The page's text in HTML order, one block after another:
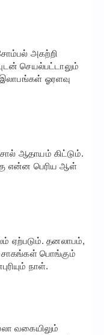
அகற்றி
செயல்பட்டாலும்
இலாபங்கள் ஓரளவு
ஆதாயம் கிட்டும்.
என்ன பெரிய ஆள்
ஏற்படும். தனலாபம்,
பொங்கும்
நாள்.
வகையிலும்